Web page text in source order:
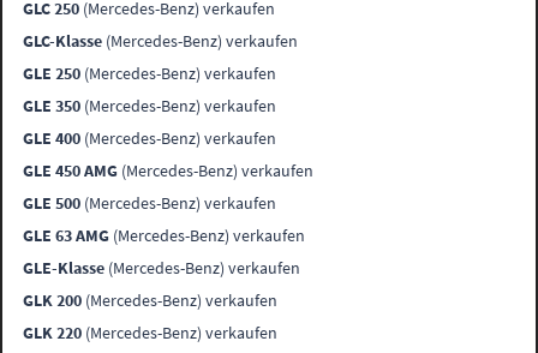
GLC 250 (Mercedes-Benz) verkaufen
GLC-Klasse (Mercedes-Benz) verkaufen
GLE 250 (Mercedes-Benz) verkaufen
GLE 350 (Mercedes-Benz) verkaufen
GLE 400 (Mercedes-Benz) verkaufen
GLE 450 AMG (Mercedes-Benz) verkaufen
GLE 500 (Mercedes-Benz) verkaufen
GLE 63 AMG (Mercedes-Benz) verkaufen
GLE-Klasse (Mercedes-Benz) verkaufen
GLK 200 (Mercedes-Benz) verkaufen
GLK 220 (Mercedes-Benz) verkaufen